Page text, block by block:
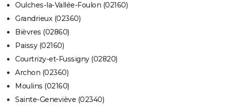
Oulches-la-Vallée-Foulon (02160)
Grandrieux (02360)
Bièvres (02860)
Paissy (02160)
Courtrizy-et-Fussigny (02820)
Archon (02360)
Moulins (02160)
Sainte-Geneviève (02340)